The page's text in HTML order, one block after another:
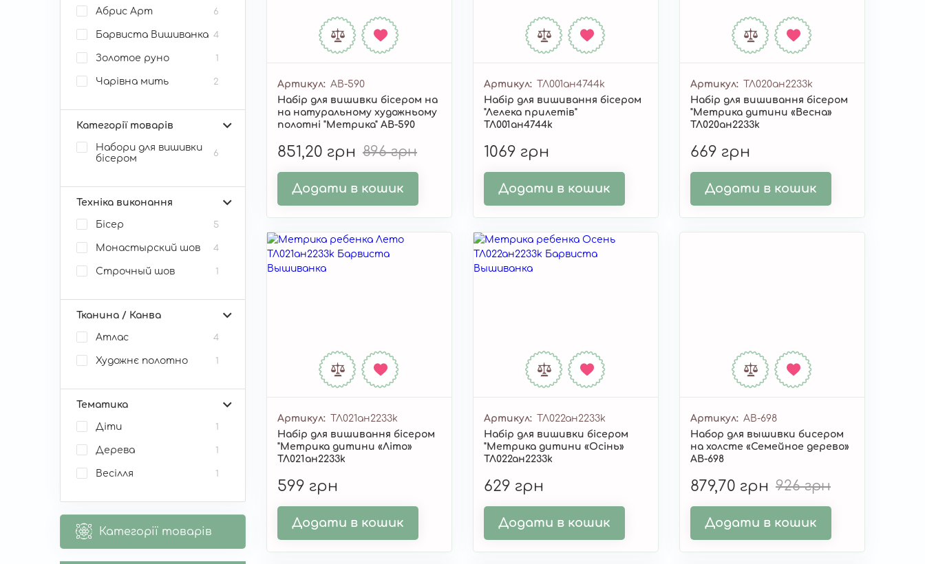
Артикул
AB-590
Набір для вишивки бісером на
на натуральному художньому
полотні "Метрика" AB-590
851,20 грн 896 грн
Додати в кошик
Артикул
ТЛ001ан4744k
Набір для вишивання бісером
"Лелека прилетів"
ТЛ001ан4744k
1069 грн
Додати в кошик
Артикул
ТЛ020ан2233k
Набір для вишивання бісером
"Метрика дитини «Весна»
ТЛ020ан2233k
669 грн
Додати в кошик
Артикул
ТЛ021ан2233k
Набір для вишивання бісером
"Метрика дитини «Літо»
ТЛ021ан2233k
599 грн
Додати в кошик
Артикул
ТЛ022ан2233k
Набір для вишивки бісером
"Метрика дитини «Осінь»
ТЛ022ан2233k
629 грн
Додати в кошик
Артикул
AB-698
Набор для вышивки бисером
на холсте «Семейное дерево»
AB-698
879,70 грн 926 грн
Додати в кошик
Абрис Арт 6
Барвиста Вишиванка 4
Золотое руно 1
Чарівна мить 2
Категорії товарів
Набори для вишивки
бісером
6
Техніка виконання
Бісер 5
Монастырский шов 4
Строчный шов 1
Тканина / Канва
Атлас 4
Художнє полотно 1
Тематика
Діти 1
Дерева 1
Весілля 1
Категорії товарів